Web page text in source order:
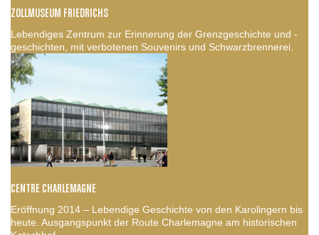
ZOLLMUSEUM FRIEDRICHS
Lebendiges Zentrum zur Erinnerung der Grenzgeschichte und -
geschichten, mit verbotenen Souvenirs und Schwarzbrennerei.
CENTRE CHARLEMAGNE
Eröffnung 2014 – Lebendige Geschichte von den Karolingern bis
heute. Ausgangspunkt der Route Charlemagne am historischen